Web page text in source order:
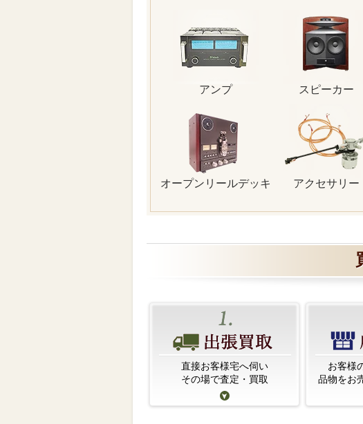
アンプ スピーカー
オープンリールデッキ アクセサリー
直接お客様宅へ伺い
その場で査定・買取
お客様
品物をお